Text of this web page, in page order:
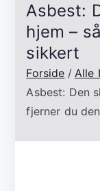
Asbest:
hjem –
sikkert
Forside
Alle
Asbest: Den
fjerner du